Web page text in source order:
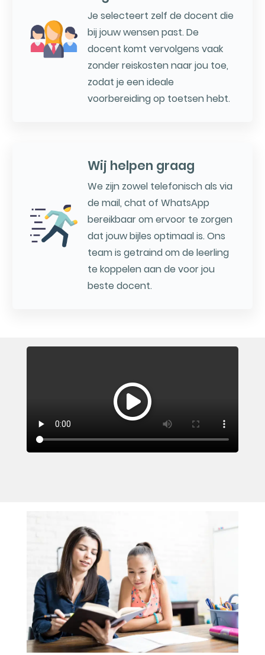
Je selecteert zelf de docent die
bij jouw wensen past. De
docent komt vervolgens vaak
zonder reiskosten naar jou toe,
zodat je een ideale
voorbereiding op toetsen hebt.
Wij helpen graag
We zijn zowel telefonisch als via
de mail, chat of WhatsApp
bereikbaar om ervoor te zorgen
dat jouw bijles optimaal is. Ons
team is getraind om de leerling
te koppelen aan de voor jou
beste docent.